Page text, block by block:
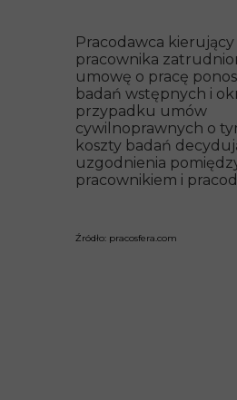
Pracodawca
pracownika
umowę o pracę
badań wstępnych i
przypadku umów
cywilnoprawnych o
koszty badań
uzgodnienia
pracownikiem i
Źródło: pracosfera.com